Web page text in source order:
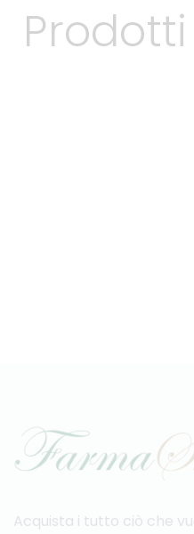
Acquista i tutto ciò che